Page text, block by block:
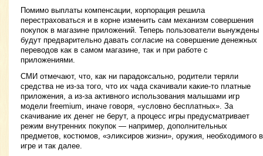
Помимо выплаты компенсации, корпорация решила
перестраховаться и в корне изменить сам механизм совершения
покупок в магазине приложений. Теперь пользователи вынуждены
будут предварительно давать согласие на совершение денежных
переводов как в самом магазине, так и при работе с
приложениями.
СМИ отмечают, что, как ни парадоксально, родители теряли
средства не из-за того, что их чада скачивали какие-то платные
приложения, а из-за активного использования малышами игр
модели freemium, иначе говоря, «условно бесплатных». За
скачивание их денег не берут, а процесс игры предусматривает
режим внутренних покупок — например, дополнительных
предметов, костюмов, «эликсиров жизни», оружия, необходимого в
игре и так далее.